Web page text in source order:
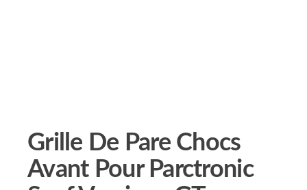
Grille De Pare Chocs
Avant Pour Parctronic